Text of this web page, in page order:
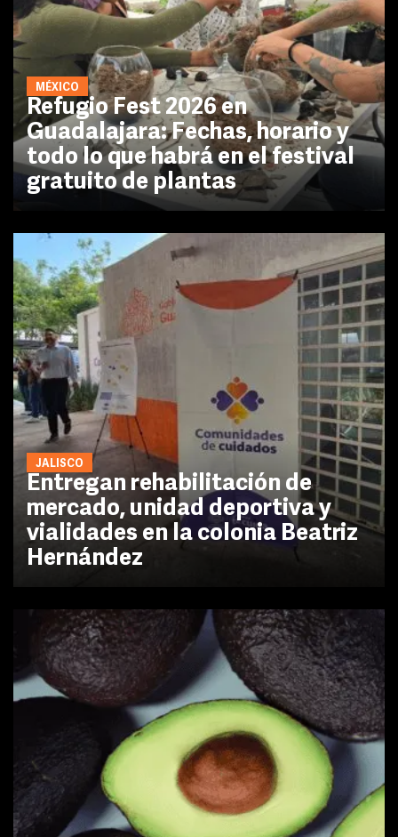
MÉXICO
Refugio Fest 2026 en
Guadalajara: Fechas, horario y
todo lo que habrá en el festival
gratuito de plantas
JALISCO
Entregan rehabilitación de
mercado, unidad deportiva y
vialidades en la colonia Beatriz
Hernández